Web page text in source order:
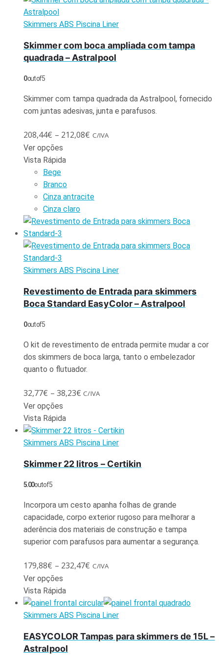
Skimmers ABS Piscina Liner
Skimmer com boca ampliada com tampa
quadrada – Astralpool
0out of 5
Skimmer com tampa quadrada da Astralpool, fornecido
com juntas adesivas, junta e parafusos.
208,44€ – 212,08€ C/IVA
Ver opções
Vista Rápida
Bege
Branco
Cinza antracite
Cinza claro
Skimmers ABS Piscina Liner
Revestimento de Entrada para skimmers
Boca Standard EasyColor – Astralpool
0out of 5
O kit de revestimento de entrada permite mudar a cor
dos skimmers de boca larga, tanto o embelezador
quanto o flutuador.
32,77€ – 38,23€ C/IVA
Ver opções
Vista Rápida
Skimmers ABS Piscina Liner
Skimmer 22 litros – Certikin
5.00out of 5
Incorpora um cesto apanha folhas de grande
capacidade, corpo exterior rugoso para melhorar a
aderência dos materiais de construção e tampa
superior com parafusos para aumentar a segurança.
179,88€ – 232,47€ C/IVA
Ver opções
Vista Rápida
Skimmers ABS Piscina Liner
EASYCOLOR Tampas para skimmers de 15L –
Astralpool